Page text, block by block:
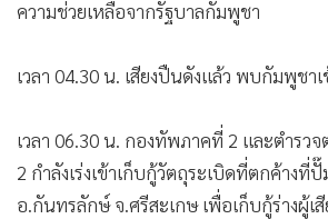
ความช่วยเหลือจากรัฐบาลกัมพูชา
เวลา 04.30 น. เสียงปืนดังแล้ว พบกัมพูชา
เวลา 06.30 น. กองทัพภาคที่ 2 และตำรว
2 กำลังเร่งเข้าเก็บกู้วัตถุระเบิดที่ตกค้าง
อ.กันทรลักษ์ จ.ศรีสะเกษเพื่อเก็บกู้ร่างผู้